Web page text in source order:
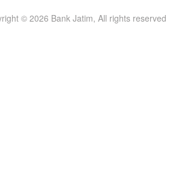
© 2026 Bank Jatim, All rights reserved